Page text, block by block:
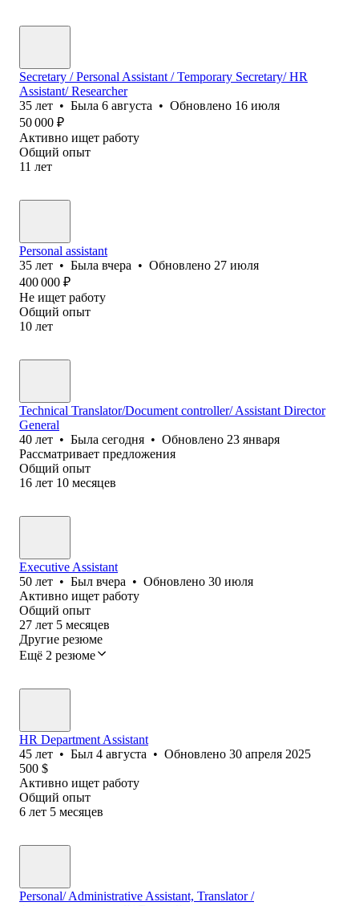
Secretary / Personal Assistant / Temporary Secretary/ HR
Assistant/ Researcher
35 лет • Была 6 августа • Обновлено 16 июля
50 000 ₽
Активно ищет работу
Общий опыт
11 лет
Personal assistant
35 лет • Была вчера • Обновлено 27 июля
400 000 ₽
Не ищет работу
Общий опыт
10 лет
Technical Translator/Document controller/ Assistant Director
General
40 лет • Была сегодня • Обновлено 23 января
Рассматривает предложения
Общий опыт
16 лет 10 месяцев
Executive Assistant
50 лет • Был вчера • Обновлено 30 июля
Активно ищет работу
Общий опыт
27 лет 5 месяцев
Другие резюме
Ещё 2 резюме
HR Department Assistant
45 лет • Был 4 августа • Обновлено 30 апреля 2025
500 $
Активно ищет работу
Общий опыт
6 лет 5 месяцев
Personal/ Administrative Assistant, Translator /